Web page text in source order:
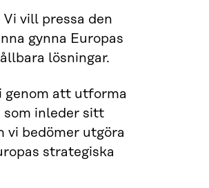
vill pressa den
gynna Europas
lösningar.
genom att utforma
som inleder sitt
vi bedömer utgöra
strategiska